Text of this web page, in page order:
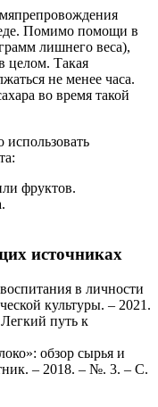
Помимо помощи в
лишнего веса),
целом. Такая
не менее часа.
во время такой
фруктов.
источниках
в личности
культуры. – 2021.
путь к
обзор сырья и
– 2018. – №. 3. – С.